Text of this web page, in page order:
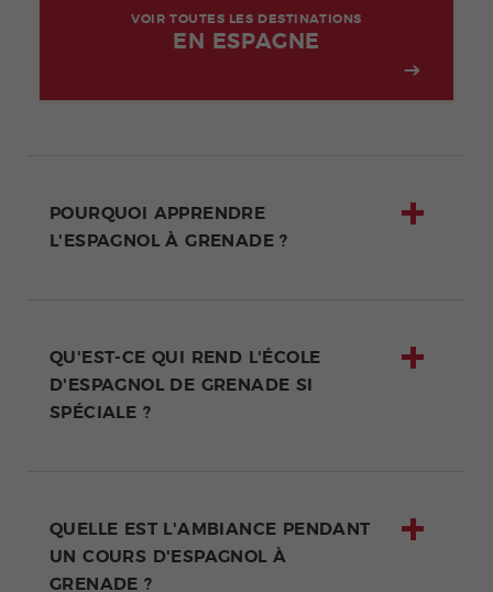
VOIR TOUTES LES DESTINATIONS
EN ESPAGNE
POURQUOI APPRENDRE
L'ESPAGNOL À GRENADE ?
QU'EST-CE QUI REND L'ÉCOLE
D'ESPAGNOL DE GRENADE SI
SPÉCIALE ?
QUELLE EST L'AMBIANCE PENDANT
UN COURS D'ESPAGNOL À
GRENADE ?